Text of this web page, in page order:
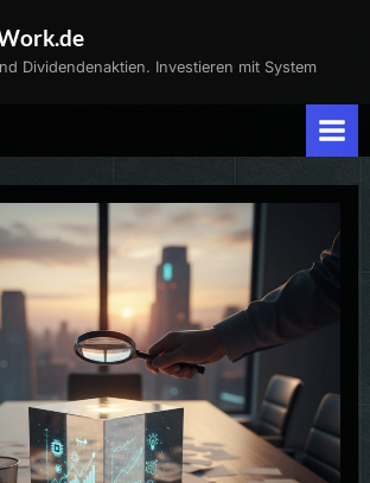
Dividendenaktien. Investieren mit System